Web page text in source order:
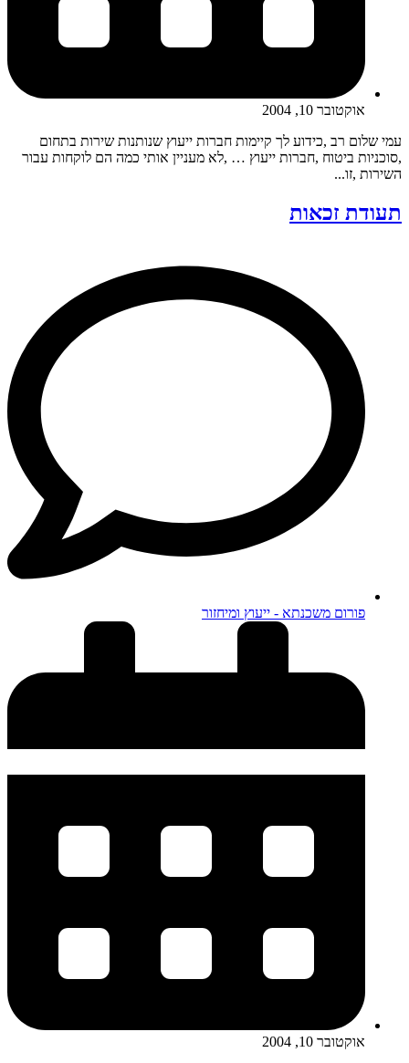
אוקטובר 10, 2004
עמי שלום רב ,כידוע לך קיימות חברות ייעוץ שנותנות שירות בתחום
,סוכניות ביטוח ,חברות ייעוץ … ,לא מעניין אותי כמה הם לוקחות עבור
השירות ,זו...
תעודת זכאות
פורום משכנתא - ייעוץ ומיחזור
אוקטובר 10, 2004